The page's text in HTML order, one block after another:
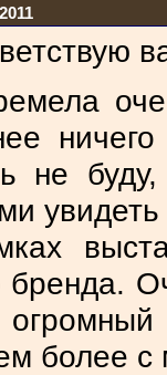
не
бренда.
более с